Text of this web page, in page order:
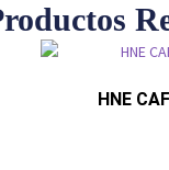
HNE